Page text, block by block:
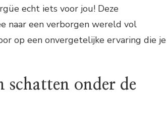
echt iets voor jou! Deze
naar een verborgen wereld vol
op een onvergetelijke ervaring die je
schatten onder de